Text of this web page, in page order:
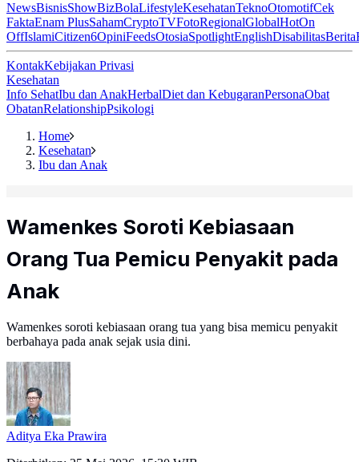
NewsBisnisShowBizBolaLifestyleKesehatanTeknoOtomotifCek
FaktaEnam PlusSahamCryptoTVFotoRegionalGlobalHotOn
OffIslamiCitizen6OpiniFeedsOtosiaSpotlightEnglishDisabilitasBerita
KontakKebijakan Privasi
Kesehatan
Info SehatIbu dan AnakHerbalDiet dan KebugaranPersonaObat
ObatanRelationshipPsikologi
Home
Kesehatan
Ibu dan Anak
Wamenkes Soroti Kebiasaan
Orang Tua Pemicu Penyakit pada
Anak
Wamenkes soroti kebiasaan orang tua yang bisa memicu penyakit
berbahaya pada anak sejak usia dini.
Aditya Eka Prawira